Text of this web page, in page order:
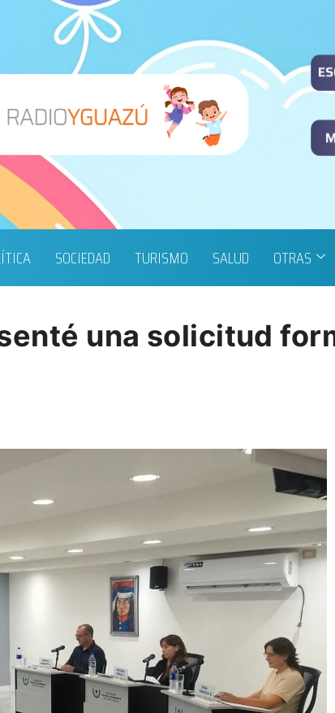
SOCIEDAD TURISMO SALUD OTRAS
una solicitud